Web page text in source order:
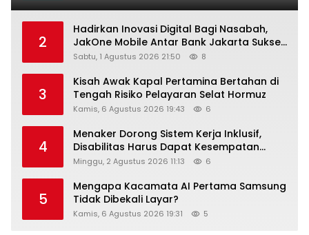
2
Hadirkan Inovasi Digital Bagi Nasabah,
JakOne Mobile Antar Bank Jakarta Sukses
Raih Digital Excellence Awards 2026
Sabtu, 1 Agustus 2026 21:50 8
3
Kisah Awak Kapal Pertamina Bertahan di
Tengah Risiko Pelayaran Selat Hormuz
Kamis, 6 Agustus 2026 19:43 6
4
Menaker Dorong Sistem Kerja Inklusif,
Disabilitas Harus Dapat Kesempatan
Setara
Minggu, 2 Agustus 2026 11:13 6
5
Mengapa Kacamata AI Pertama Samsung
Tidak Dibekali Layar?
Kamis, 6 Agustus 2026 19:31 5